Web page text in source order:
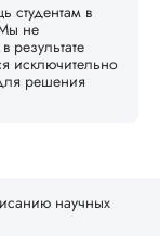
студентам в
не
результате
исключительно
решения
научных